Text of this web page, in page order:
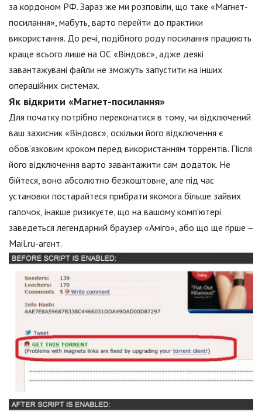
за кордоном РФ. Зараз же ми розповіли, що таке «Магнет-
посилання», мабуть, варто перейти до практики
використання. До речі, подібного роду посилання працюють
краще всього лише на ОС «Віндовс», адже деякі
завантажувані файли не зможуть запустити на інших
операційних системах.
Як відкрити «Магнет-посилання»
Для початку потрібно переконатися в тому, чи відключений
ваш захисник «Віндовс», оскільки його відключення є
обов'язковим кроком перед використанням торрентів. Після
його відключення варто завантажити сам додаток. Не
бійтеся, воно абсолютно безкоштовне, але під час
установки постарайтеся прибрати якомога більше зайвих
галочок, інакше ризикуєте, що на вашому комп'ютері
заведеться легендарний браузер «Аміго», або що ще гірше –
Mail.ru-агент.